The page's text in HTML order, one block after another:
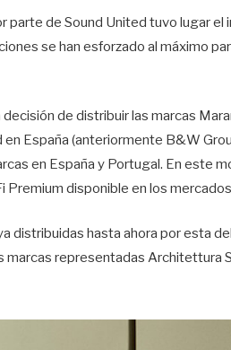
de Sound United tuvo lugar el
se han esforzado al máximo
de distribuir las marcas
España (anteriormente B&W
en España y Portugal. En este
disponible en los
distribuidas hasta ahora por esta
marcas representadas Architettura